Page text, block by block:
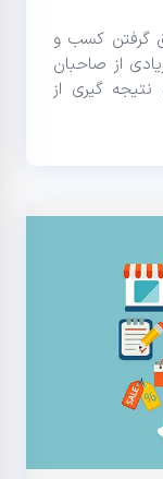
گرفتن کسب و
از صاحبان
نتیجه گیری از